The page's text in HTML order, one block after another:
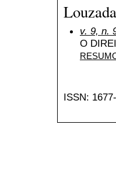
v. 9, n.
O
ISSN: